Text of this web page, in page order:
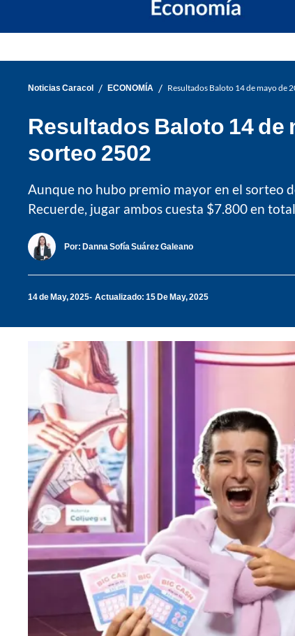
Noticias Caracol / ECONOMÍA / Resultados Baloto 14 de mayo de
Resultados Baloto 14 de
sorteo 2502
Aunque no hubo premio mayor en el sorteo
Recuerde, jugar ambos cuesta $7.800 en
Por: Danna Sofía Suárez Galeano
14 de May, 2025 Actualizado: 15 De May, 2025